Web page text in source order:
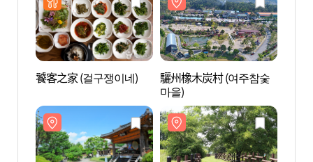
饕客之家 (걸구쟁이네)
驪州橡木炭村 (여주참숯
마을)